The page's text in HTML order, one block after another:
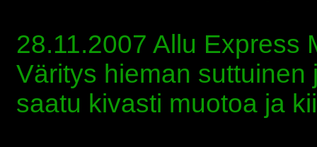
28.11.2007 Allu Express
Väritys hieman
saatu kivasti muotoa ja